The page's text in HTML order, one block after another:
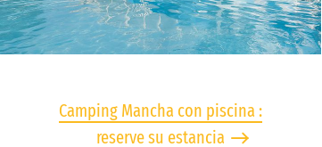
Camping Mancha con piscina :
reserve su estancia